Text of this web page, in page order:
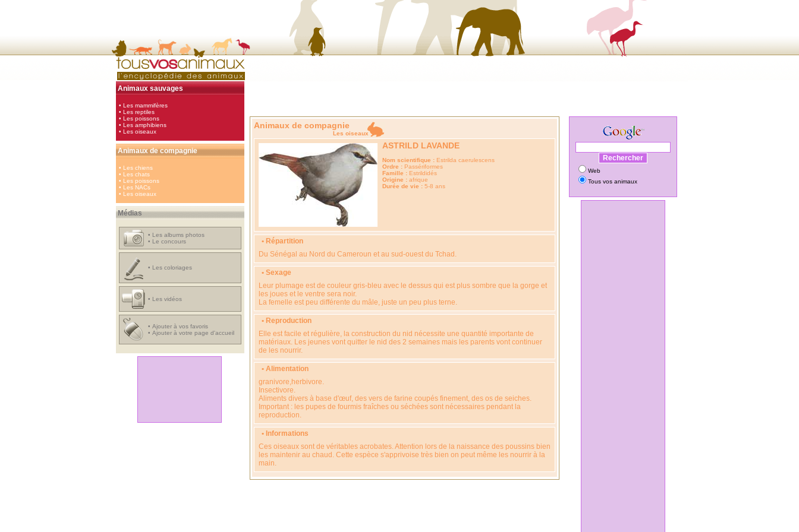
Animaux sauvages
• Les mammifères
• Les reptiles
• Les poissons
• Les amphibiens
• Les oiseaux
Animaux de compagnie
• Les chiens
• Les chats
• Les poissons
• Les NACs
• Les oiseaux
Médias
• Les albums photos
• Le concours
• Les coloriages
• Les vidéos
• Ajouter à vos favoris
• Ajouter à votre page d'accueil
Animaux de compagnie
Les oiseaux
ASTRILD LAVANDE
Nom scientifique : Estrilda caerulescens
Ordre : Passériformes
Famille : Estrildidés
Origine : afrique
Durée de vie : 5-8 ans
• Répartition
Du Sénégal au Nord du Cameroun et au sud-ouest du Tchad.
• Sexage
Leur plumage est de couleur gris-bleu avec le dessus qui est plus sombre que la gorge et
les joues et le ventre sera noir.
La femelle est peu différente du mâle, juste un peu plus terne.
• Reproduction
Elle est facile et régulière, la construction du nid nécessite une quantité importante de
matériaux. Les jeunes vont quitter le nid des 2 semaines mais les parents vont continuer
de les nourrir.
• Alimentation
granivore,herbivore.
Insectivore.
Aliments divers à base d'œuf, des vers de farine coupés finement, des os de seiches.
Important : les pupes de fourmis fraîches ou séchées sont nécessaires pendant la
reproduction.
• Informations
Ces oiseaux sont de véritables acrobates. Attention lors de la naissance des poussins bien
les maintenir au chaud. Cette espèce s'apprivoise très bien on peut même les nourrir à la
main.
Web
Tous vos animaux